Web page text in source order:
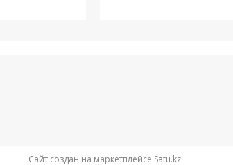
Сайт создан на маркетплейсе Satu.kz